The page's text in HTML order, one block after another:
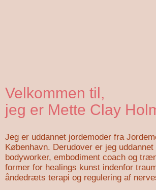
Velkommen til,
jeg er Mette Clay
Jeg er uddannet jordemoder fra
København. Derudover er jeg
bodyworker, embodiment coach og
former for healings kunst indenfor
åndedræts terapi og regulering af